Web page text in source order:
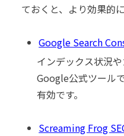
ておくと、より効果的
Google Search
インデックス状況
Google公式ツール
有効です。
Screaming Frog